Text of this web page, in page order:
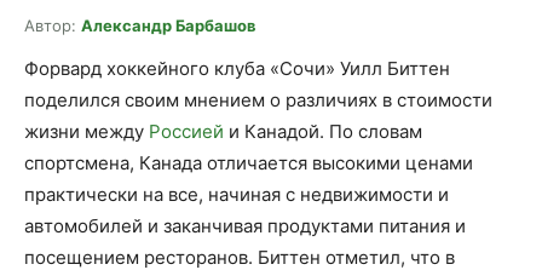
Автор: Александр Барбашов
Форвард хоккейного клуба «Сочи» Уилл Биттен
поделился своим мнением о различиях в стоимости
жизни между Россией и Канадой. По словам
спортсмена, Канада отличается высокими ценами
практически на все, начиная с недвижимости и
автомобилей и заканчивая продуктами питания и
посещением ресторанов. Биттен отметил, что в